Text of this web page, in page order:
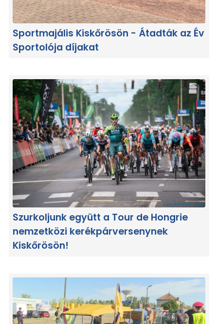
Sportmajális Kiskőrösön - Átadták az Év
Sportolója díjakat
Szurkoljunk együtt a Tour de Hongrie
nemzetközi kerékpárversenynek
Kiskőrösön!